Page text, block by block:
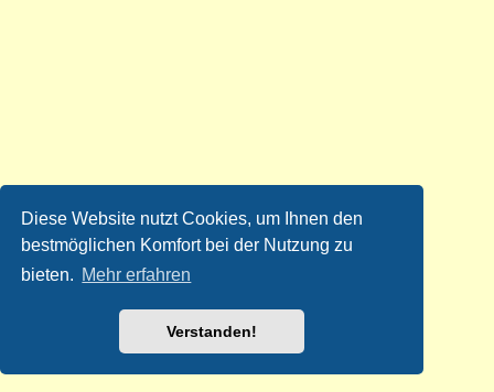
Diese Website nutzt Cookies, um Ihnen den
bestmöglichen Komfort bei der Nutzung zu
bieten. Mehr erfahren
Verstanden!